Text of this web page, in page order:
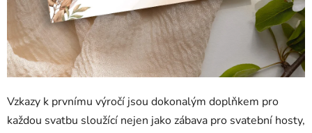
Vzkazy k prvnímu výročí jsou dokonalým doplňkem pro
každou svatbu sloužící nejen jako zábava pro svatební hosty,